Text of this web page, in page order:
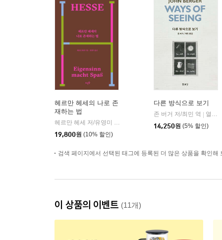
헤르만 헤세의 나로 존
재하는 법
헤르만 헤세 저/유영미 역
19,800원 (10% 할인)
다른 방식으로 보기
존 버거 저/최민 역
열화당
14,250원 (5% 할인)
검색 페이지에서 선택된 태그에 등록된 더 많은 상품을 확인해
이 상품의 이벤트 (11개)